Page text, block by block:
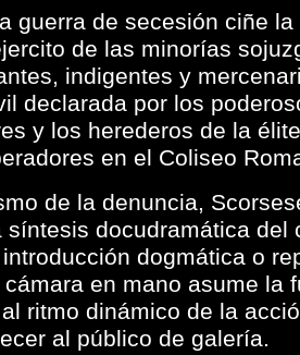
guerra de secesión ciñe
de las minorías
indigentes y
declarada por los
y los herederos de la
en el Coliseo
de la denuncia,
síntesis docudramática
dogmática o
en mano asume la
ritmo dinámico de la
al público de galería.